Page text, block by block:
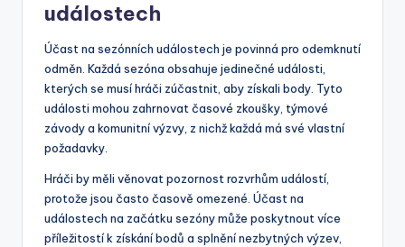
událostech
Účast na sezónních událostech je povinná pro odemknutí
odměn. Každá sezóna obsahuje jedinečné události,
kterých se musí hráči zúčastnit, aby získali body. Tyto
události mohou zahrnovat časové zkoušky, týmové
závody a komunitní výzvy, z nichž každá má své vlastní
požadavky.
Hráči by měli věnovat pozornost rozvrhům událostí,
protože jsou často časově omezené. Účast na
událostech na začátku sezóny může poskytnout více
příležitostí k získání bodů a splnění nezbytných výzev,